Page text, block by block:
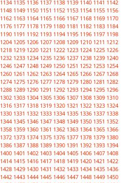
1134 1135 1136 1137 1138 1139 1140 1141 1142
1148 1149 1150 1151 1152 1153 1154 1155 1156
1162 1163 1164 1165 1166 1167 1168 1169 1170
1176 1177 1178 1179 1180 1181 1182 1183 1184
1190 1191 1192 1193 1194 1195 1196 1197 1198
1204 1205 1206 1207 1208 1209 1210 1211 1212
1218 1219 1220 1221 1222 1223 1224 1225 1226
1232 1233 1234 1235 1236 1237 1238 1239 1240
1246 1247 1248 1249 1250 1251 1252 1253 1254
1260 1261 1262 1263 1264 1265 1266 1267 1268
1274 1275 1276 1277 1278 1279 1280 1281 1282
1288 1289 1290 1291 1292 1293 1294 1295 1296
1302 1303 1304 1305 1306 1307 1308 1309 1310
1316 1317 1318 1319 1320 1321 1322 1323 1324
1330 1331 1332 1333 1334 1335 1336 1337 1338
1344 1345 1346 1347 1348 1349 1350 1351 1352
1358 1359 1360 1361 1362 1363 1364 1365 1366
1372 1373 1374 1375 1376 1377 1378 1379 1380
1386 1387 1388 1389 1390 1391 1392 1393 1394
1400 1401 1402 1403 1404 1405 1406 1407 1408
1414 1415 1416 1417 1418 1419 1420 1421 1422
1428 1429 1430 1431 1432 1433 1434 1435 1436
1442 1443 1444 1445 1446 1447 1448 1449 1450